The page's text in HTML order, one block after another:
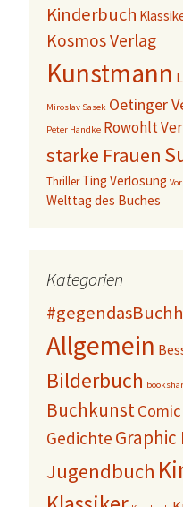
Kinderbuch
Kosmos Verlag
Kunstmann
Miroslav Sasek Oetinger
Peter Handke Rowohlt
starke Frauen
Thriller Ting Verlosung
Welttag des Buches
Kategorien
Allgemein
Bilderbuch
BuchkunstComic
Gedichte Graphic
Jugendbuch